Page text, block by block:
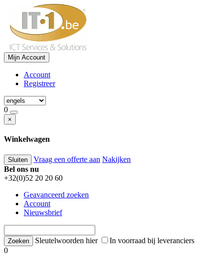
Mijn Account
Account
Registreer
0
×
Winkelwagen
Sluiten Vraag een offerte aan Nakijken
Bel ons nu
+32(0)52 20 20 60
Geavanceerd zoeken
Account
Nieuwsbrief
Sleutelwoorden hier
In voorraad bij leveranciers
0